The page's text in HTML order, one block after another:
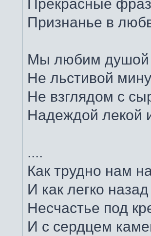
Прекрасные
Признанье в
Мы любим душой
Не льстивой
Не взглядом с
Надеждой лекой
....
Как трудно нам
И как легко
Несчастье под
И с сердцем